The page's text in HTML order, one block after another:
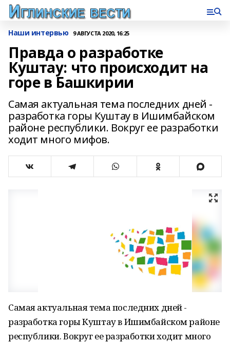
Наши интервью 9 АВГУСТА 2020, 16:25
Правда о разработке
Куштау: что происходит на
горе в Башкирии
Самая актуальная тема последних дней -
разработка горы Куштау в Ишимбайском
районе республики. Вокруг ее разработки
ходит много мифов.
Самая актуальная тема последних дней -
разработка горы Куштау в Ишимбайском районе
республики. Вокруг ее разработки ходит много